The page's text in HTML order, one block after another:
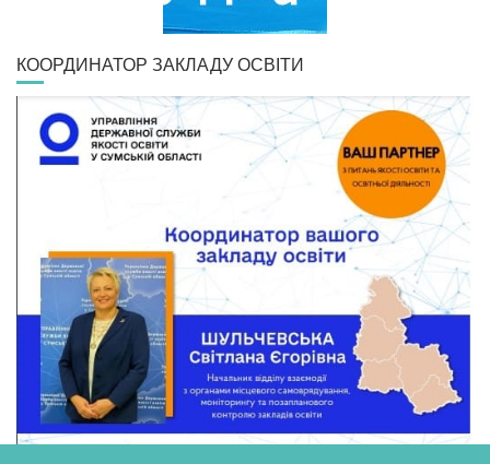
КООРДИНАТОР ЗАКЛАДУ ОСВІТИ